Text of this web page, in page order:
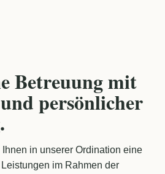
Betreuung mit
persönlicher
in unserer Ordination eine
im Rahmen der